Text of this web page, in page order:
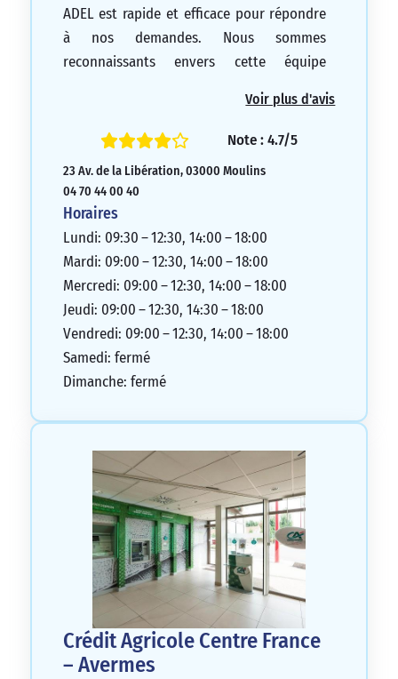
ADEL est rapide et efficace pour répondre
à nos demandes. Nous sommes
reconnaissants envers cette équipe
5/5
Voir plus d'avis
Note : 4.7/5
23 Av. de la Libération, 03000 Moulins
04 70 44 00 40
Horaires
Lundi: 09:30 – 12:30, 14:00 – 18:00
Mardi: 09:00 – 12:30, 14:00 – 18:00
Mercredi: 09:00 – 12:30, 14:00 – 18:00
Jeudi: 09:00 – 12:30, 14:30 – 18:00
Vendredi: 09:00 – 12:30, 14:00 – 18:00
Samedi: fermé
Dimanche: fermé
Crédit Agricole Centre France
– Avermes